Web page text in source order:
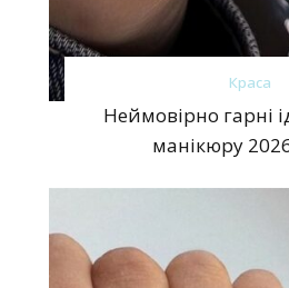
Краса
Неймовірно гарні
манікюру